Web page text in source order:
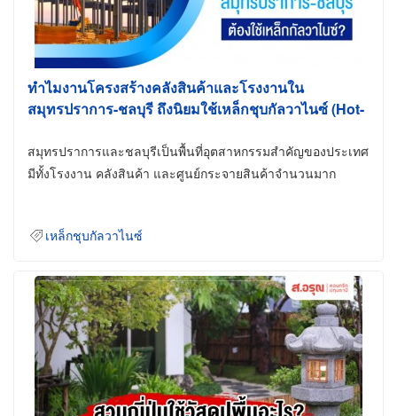
ทำไมงานโครงสร้างคลังสินค้าและโรงงานใน
สมุทรปราการ-ชลบุรี ถึงนิยมใช้เหล็กชุบกัลวาไนซ์ (Hot-
สมุทรปราการและชลบุรีเป็นพื้นที่อุตสาหกรรมสำคัญของประเทศ
มีทั้งโรงงาน คลังสินค้า และศูนย์กระจายสินค้าจำนวนมาก
เหล็กชุบกัลวาไนซ์